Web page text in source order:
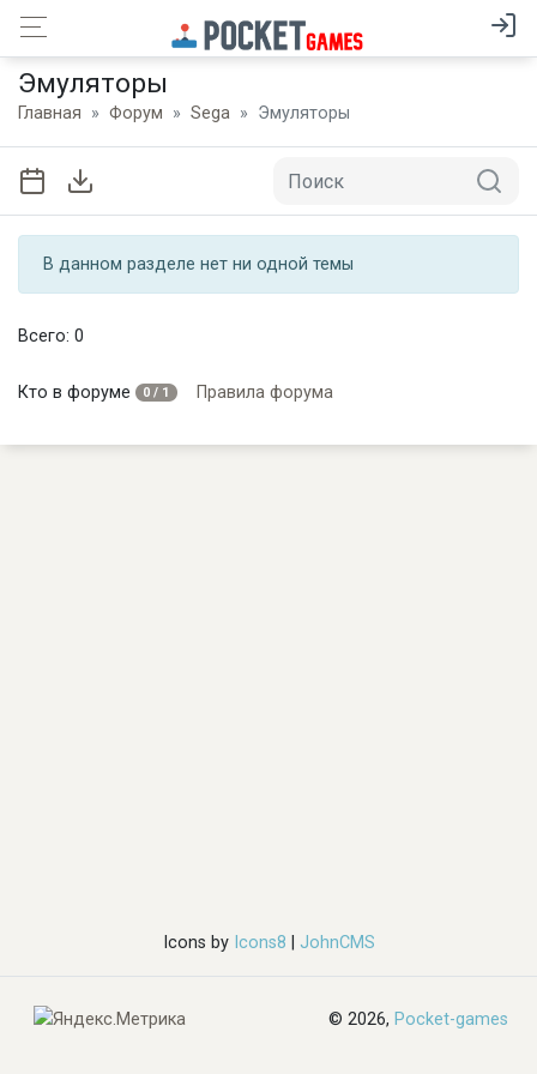
Эмуляторы
Главная Форум Sega Эмуляторы
В данном разделе нет ни одной темы
Всего: 0
Кто в форуме 0 / 1 Правила форума
Icons byIcons8 JohnCMS
© 2026, Pocket-games